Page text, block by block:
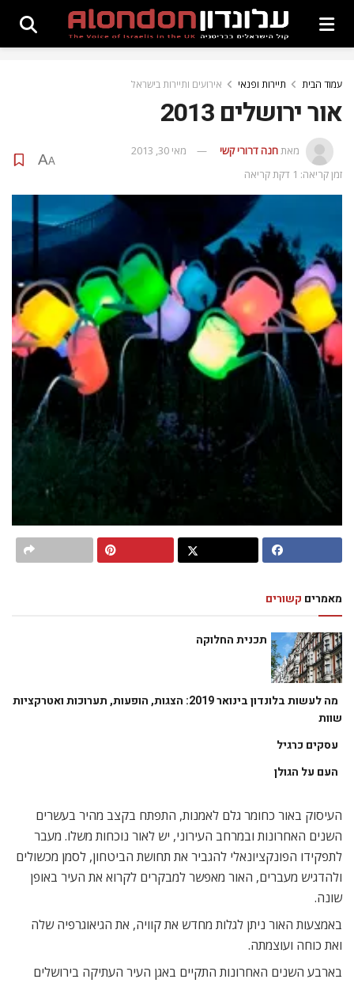
עמוד הבית תיירות ופנאי אירועים ותיירות בישראל
אור ירושלים 2013
מאתחנה דרורי קשי
מאי 30, 2013
זמן קריאה: 1 דקת קריאה
A
A
מאמרים קשורים
תכנית החלוקה
מה לעשות בלונדון בינואר 2019: הצגות, הופעות, תערוכות ואטרקציות
שוות
עסקים כרגיל
העם על הגולן
העיסוק באור כחומר גלם לאמנות, התפתח בקצב מהיר בעשרים
השנים האחרונות ובמרחב העירוני, יש לאור נוכחות משלו. מעבר
לתפקידו הפונקציונאלי להגביר את תחושת הביטחון, לסמן מכשולים
ולהדגיש מעברים, האור מאפשר למבקרים לקרוא את העיר באופן
שונה.
באמצעות האור ניתן לגלות מחדש את קוויה, את הגיאוגרפיה שלה
ואת כוחה ועוצמתה.
בארבע השנים האחרונות התקיים באגן העיר העתיקה בירושלים